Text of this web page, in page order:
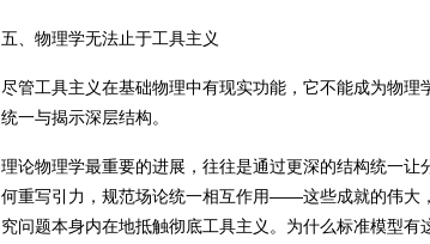
五、物理学无法止于工具主义
尽管工具主义在基础物理中有现实功能，它不能成为物理
统一与揭示深层结构。
理论物理学最重要的进展，往往是通过更深的结构统一
何重写引力，规范场论统一相互作用——这些成就的伟大
究问题本身内在地抵触彻底工具主义。为什么标准模型